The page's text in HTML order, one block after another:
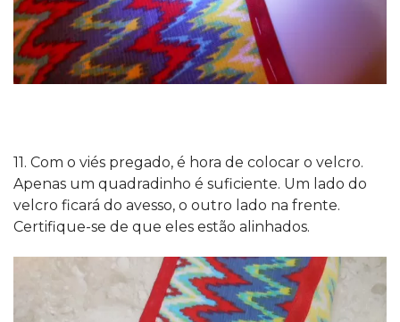
11. Com o viés pregado, é hora de colocar o velcro.
Apenas um quadradinho é suficiente. Um lado do
velcro ficará do avesso, o outro lado na frente.
Certifique-se de que eles estão alinhados.